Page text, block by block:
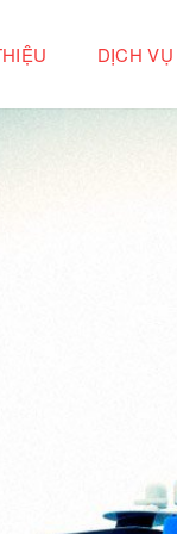
DỊCH VỤ